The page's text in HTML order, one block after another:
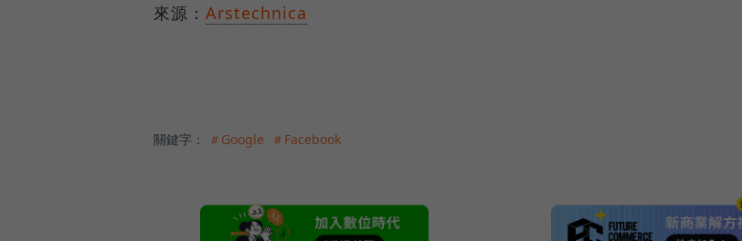
來源： Arstechnica
關鍵字： ＃Google ＃Facebook